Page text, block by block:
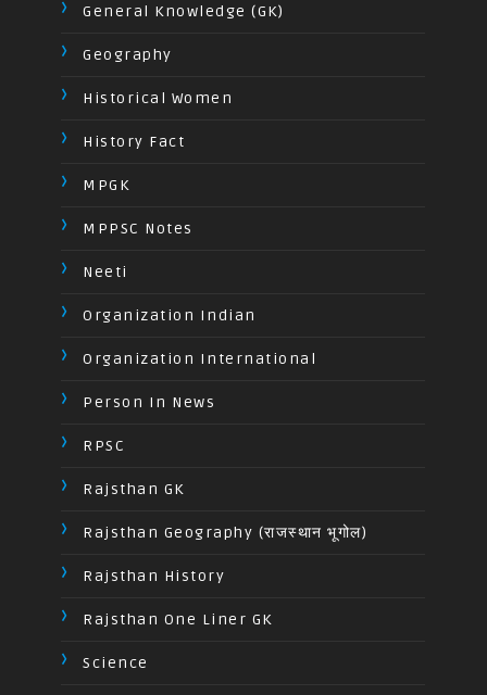
General Knowledge (GK)
Geography
Historical Women
History Fact
MPGK
MPPSC Notes
Neeti
Organization Indian
Organization International
Person In News
RPSC
Rajsthan GK
Rajsthan Geography (राजस्थान भूगोल)
Rajsthan History
Rajsthan One Liner GK
Science